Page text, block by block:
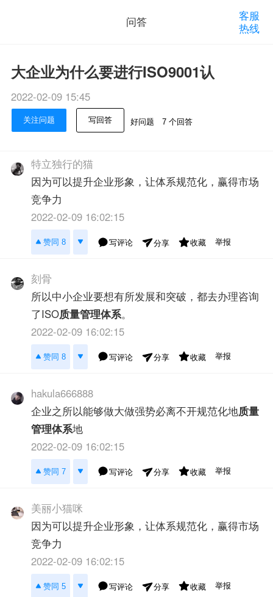
问答
客服
热线
大企业为什么要进行ISO9001认
2022-02-09 15:45
关注问题 写回答 好问题 7 个回答
特立独行的猫
因为可以提升企业形象，让体系规范化，赢得市场
竞争力
2022-02-09 16:02:15
赞同 8 写评论 分享 收藏 举报
刻骨
所以中小企业要想有所发展和突破，都去办理咨询
了ISO质量管理体系。
2022-02-09 16:02:15
赞同 8 写评论 分享 收藏 举报
hakula666888
企业之所以能够做大做强势必离不开规范化地质量
管理体系地
2022-02-09 16:02:15
赞同 7 写评论 分享 收藏 举报
美丽小猫咪
因为可以提升企业形象，让体系规范化，赢得市场
竞争力
2022-02-09 16:02:15
赞同 5 写评论 分享 收藏 举报